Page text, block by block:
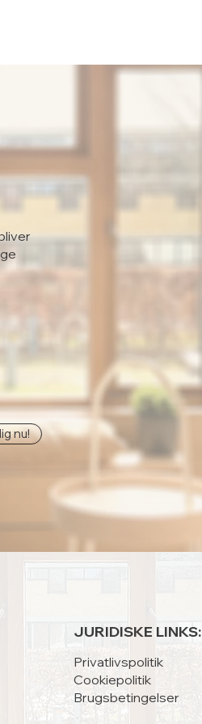
nu!
JURIDISKE LINKS:
Privatlivspolitik
Cookiepolitik
Brugsbetingelser